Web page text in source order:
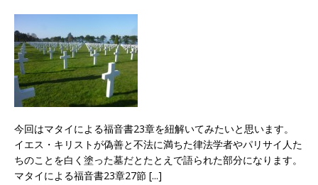
今回はマタイによる福音書23章を紐解いてみたいと思います。
イエス・キリストが偽善と不法に満ちた律法学者やパリサイ人た
ちのことを白く塗った墓だとたとえで語られた部分になります。
マタイによる福音書23章27節 [...]